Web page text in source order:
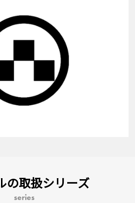
の取扱シリーズ
series